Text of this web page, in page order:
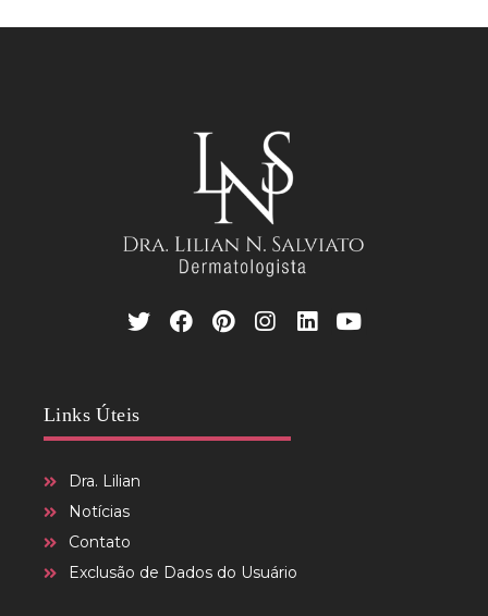
Links Úteis
Dra. Lilian
Notícias
Contato
Exclusão de Dados do Usuário